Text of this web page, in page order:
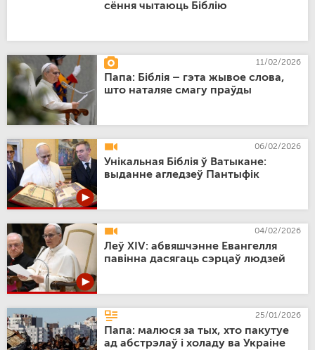
сёння чытаюць Біблію
11/02/2026
Папа: Біблія – гэта жывое слова,
што наталяе смагу праўды
06/02/2026
Унікальная Біблія ў Ватыкане:
выданне агледзеў Пантыфік
04/02/2026
Леў XIV: абвяшчэнне Евангелля
павінна дасягаць сэрцаў людзей
25/01/2026
Папа: малюся за тых, хто пакутуе
ад абстрэлаў і холаду ва Украіне